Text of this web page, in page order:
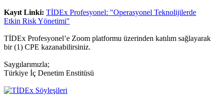
Kayıt Linki: TİDEx Profesyonel: "Operasyonel Teknolijilerde
Etkin Risk Yönetimi"
TİDEx Profesyonel’e Zoom platformu üzerinden katılım sağlayarak
bir (1) CPE kazanabilirsiniz.
Saygılarımızla;
Türkiye İç Denetim Enstitüsü